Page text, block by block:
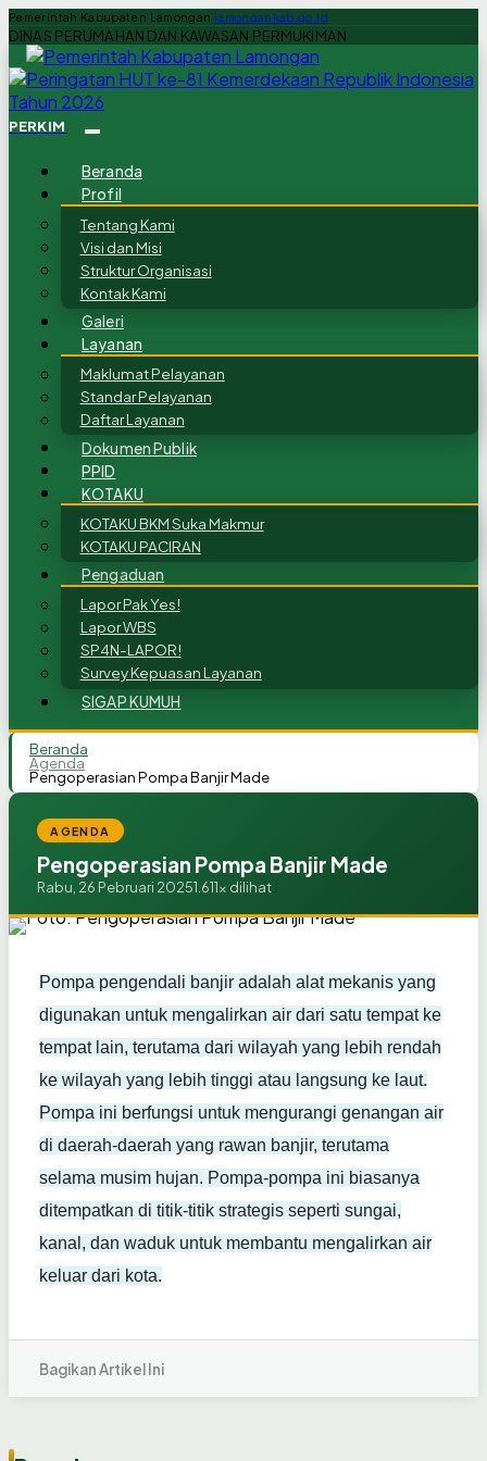
Pemerintah Kabupaten Lamongan lamongankab.go.id
DINAS PERUMAHAN DAN KAWASAN PERMUKIMAN
PERKIM
Beranda
Profil
Tentang Kami
Visi dan Misi
Struktur Organisasi
Kontak Kami
Galeri
Layanan
Maklumat Pelayanan
Standar Pelayanan
Daftar Layanan
Dokumen Publik
PPID
KOTAKU
KOTAKU BKM Suka Makmur
KOTAKU PACIRAN
Pengaduan
Lapor Pak Yes!
Lapor WBS
SP4N-LAPOR!
Survey Kepuasan Layanan
SIGAP KUMUH
Beranda
Agenda
Pengoperasian Pompa Banjir Made
AGENDA
Pengoperasian Pompa Banjir Made
Rabu, 26 Pebruari 20251.611x dilihat
Pompa pengendali banjir adalah alat mekanis yang
digunakan untuk mengalirkan air dari satu tempat ke
tempat lain, terutama dari wilayah yang lebih rendah
ke wilayah yang lebih tinggi atau langsung ke laut.
Pompa ini berfungsi untuk mengurangi genangan air
di daerah-daerah yang rawan banjir, terutama
selama musim hujan. Pompa-pompa ini biasanya
ditempatkan di titik-titik strategis seperti sungai,
kanal, dan waduk untuk membantu mengalirkan air
keluar dari kota.
Bagikan Artikel Ini